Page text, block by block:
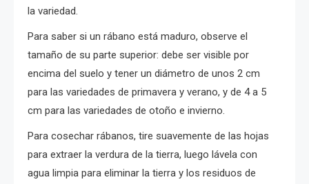
la variedad.
Para saber si un rábano está maduro, observe el
tamaño de su parte superior: debe ser visible por
encima del suelo y tener un diámetro de unos 2 cm
para las variedades de primavera y verano, y de 4 a 5
cm para las variedades de otoño e invierno.
Para cosechar rábanos, tire suavemente de las hojas
para extraer la verdura de la tierra, luego lávela con
agua limpia para eliminar la tierra y los residuos de